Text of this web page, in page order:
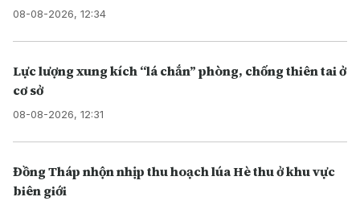
08-08-2026, 12:34
Lực lượng xung kích “lá chắn” phòng, chống thiên tai ở
cơ sở
08-08-2026, 12:31
Đồng Tháp nhộn nhịp thu hoạch lúa Hè thu ở khu vực
biên giới